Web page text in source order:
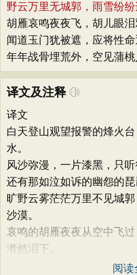
野云万里无城郭，雨雪纷纷
胡雁哀鸣夜夜飞，胡儿眼泪
闻道玉门犹被遮，应将性命
年年战骨埋荒外，空见蒲桃
译文及注释
译文
白天登山观望报警的烽火
水。
风沙弥漫，一片漆黑，只
还有那如泣如诉的幽怨的琵
旷野云雾茫茫万里不见城
沙漠。
哀鸣的胡雁夜夜从空中飞
潸然泪下。
阅